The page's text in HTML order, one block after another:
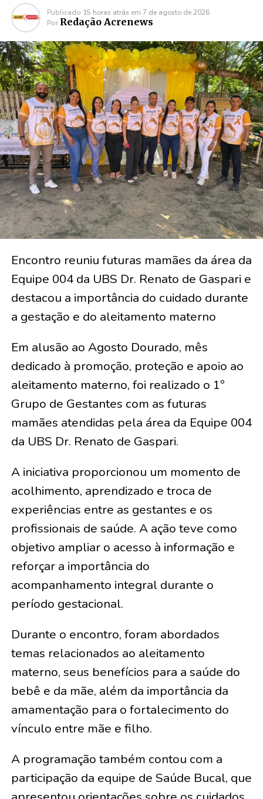
Publicado 15 horas atrás em 7 de agosto de 2026
Por Redação Acrenews
Encontro reuniu futuras mamães da área da
Equipe 004 da UBS Dr. Renato de Gaspari e
destacou a importância do cuidado durante
a gestação e do aleitamento materno
Em alusão ao Agosto Dourado, mês
dedicado à promoção, proteção e apoio ao
aleitamento materno, foi realizado o 1º
Grupo de Gestantes com as futuras
mamães atendidas pela área da Equipe 004
da UBS Dr. Renato de Gaspari.
A iniciativa proporcionou um momento de
acolhimento, aprendizado e troca de
experiências entre as gestantes e os
profissionais de saúde. A ação teve como
objetivo ampliar o acesso à informação e
reforçar a importância do
acompanhamento integral durante o
período gestacional.
Durante o encontro, foram abordados
temas relacionados ao aleitamento
materno, seus benefícios para a saúde do
bebê e da mãe, além da importância da
amamentação para o fortalecimento do
vínculo entre mãe e filho.
A programação também contou com a
participação da equipe de Saúde Bucal, que